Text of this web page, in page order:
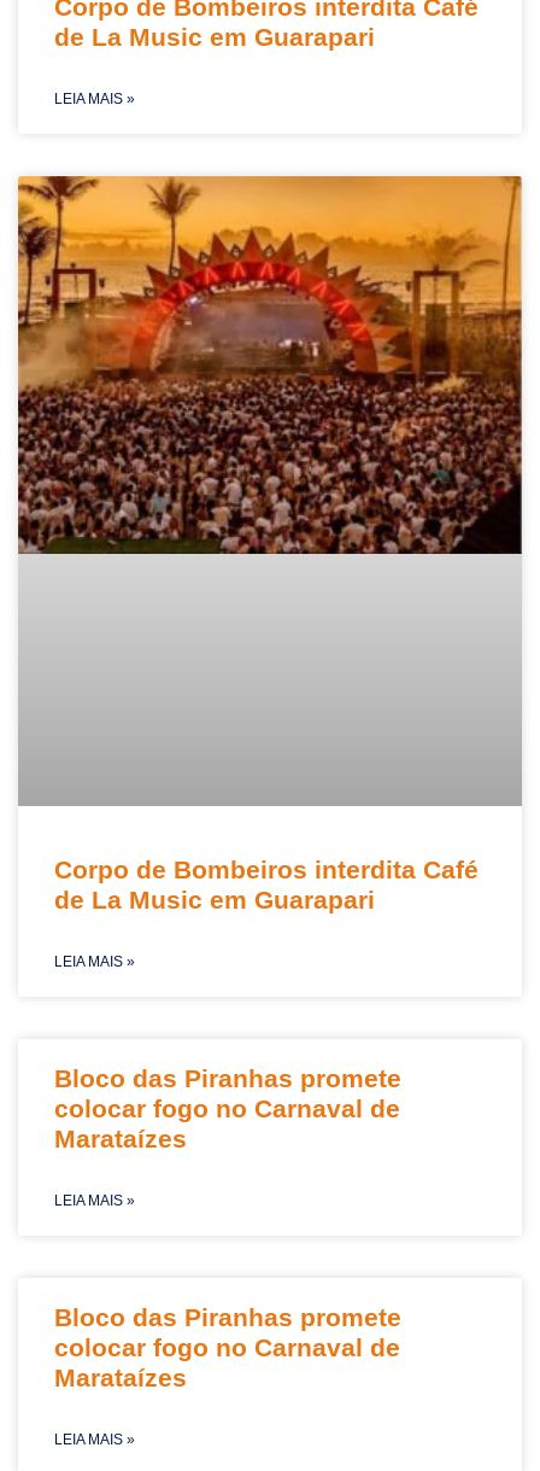
Corpo de Bombeiros interdita Café
de La Music em Guarapari
LEIA MAIS »
Corpo de Bombeiros interdita Café
de La Music em Guarapari
LEIA MAIS »
Bloco das Piranhas promete
colocar fogo no Carnaval de
Marataízes
LEIA MAIS »
Bloco das Piranhas promete
colocar fogo no Carnaval de
Marataízes
LEIA MAIS »